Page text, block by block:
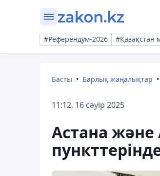
#Референдум-2026
Басты Барлық жаңалықтар
11:12, 16 сәуір 2025
Астана